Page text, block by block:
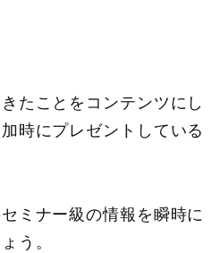
たことをコンテンツにし
時にプレゼントしている
ミナー級の情報を瞬時に
う。